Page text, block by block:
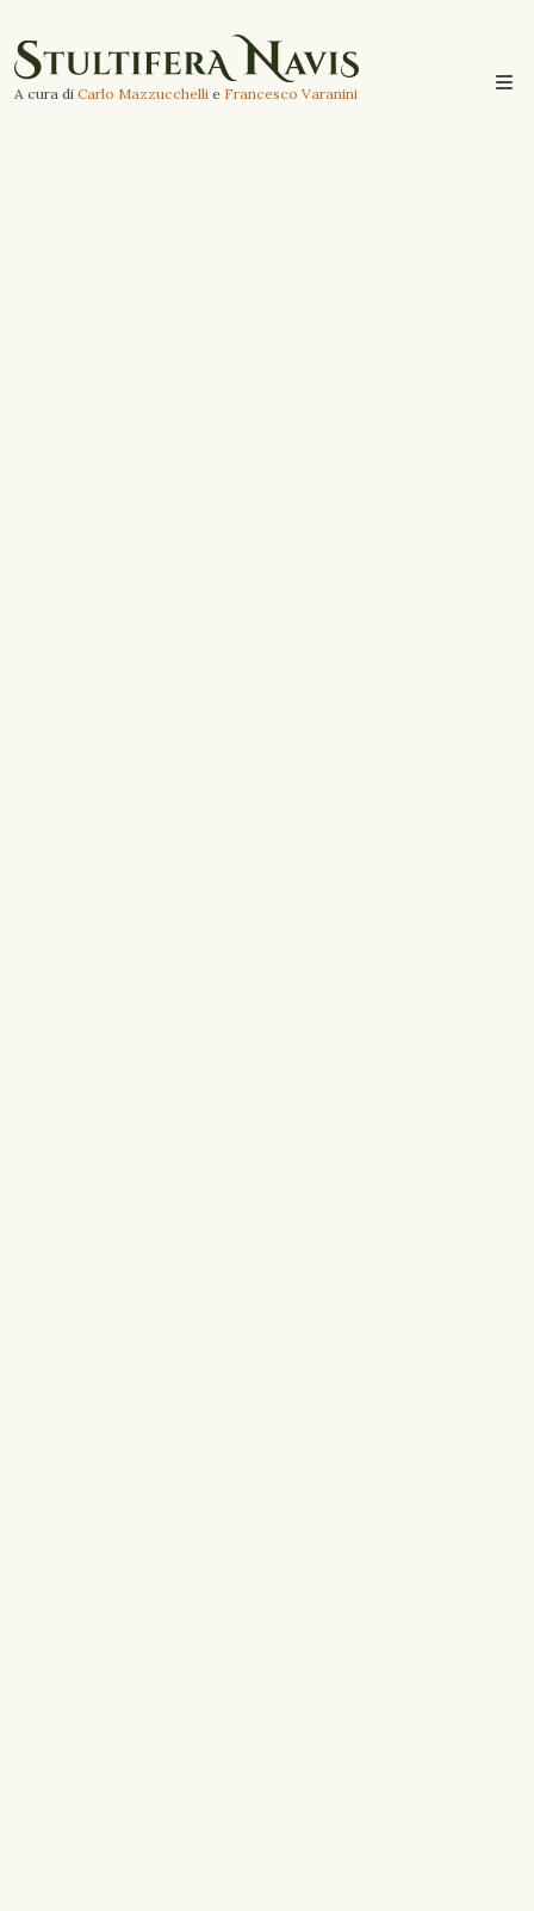
A cura di Carlo Mazzucchelli e Francesco Varanini